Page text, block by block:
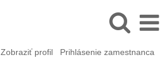
Zobraziť profil Prihlásenie zamestnanca